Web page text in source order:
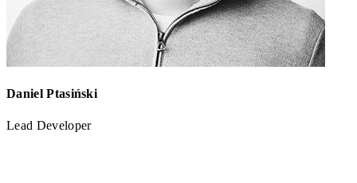
Daniel Ptasiński
Lead Developer